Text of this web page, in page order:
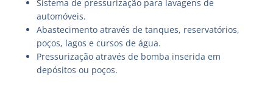
Sistema de pressurização para lavagens de
automóveis.
Abastecimento através de tanques, reservatórios,
poços, lagos e cursos de água.
Pressurização através de bomba inserida em
depósitos ou poços.